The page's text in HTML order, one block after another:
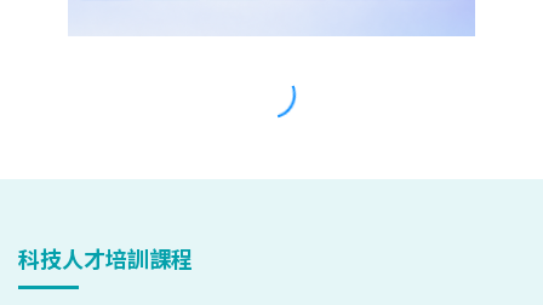
科技人才培訓課程